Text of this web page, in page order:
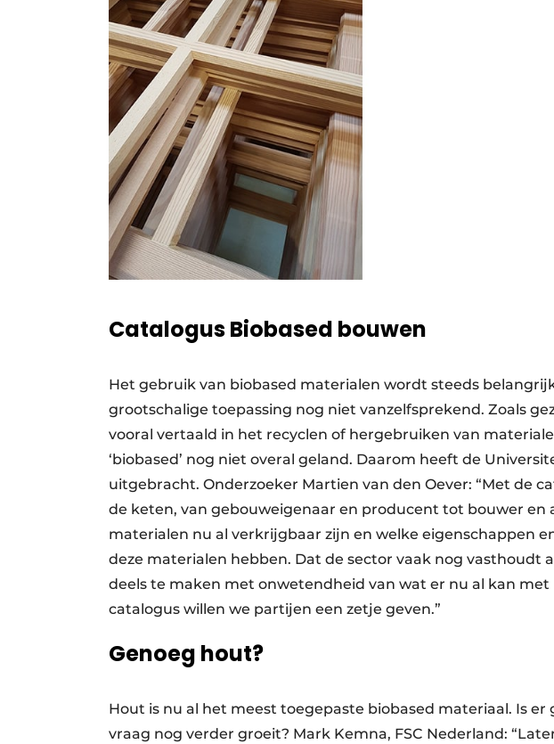
Catalogus Biobased bouwen
Het gebruik van biobased materialen wordt steeds
grootschalige toepassing nog niet vanzelfsprekend. Zoals
vooral vertaald in het recyclen of hergebruiken van
‘biobased’ nog niet overal geland. Daarom heeft de
uitgebracht. Onderzoeker Martien van den Oever: “Met de
de keten, van gebouweigenaar en producent tot bouwer en
materialen nu al verkrijgbaar zijn en welke eigenschappen
deze materialen hebben. Dat de sector vaak nog vasthoudt
deels te maken met onwetendheid van wat er nu al kan met
catalogus willen we partijen een zetje geven.”
Genoeg hout?
Hout is nu al het meest toegepaste biobased materiaal. Is er
vraag nog verder groeit? Mark Kemna, FSC Nederland: